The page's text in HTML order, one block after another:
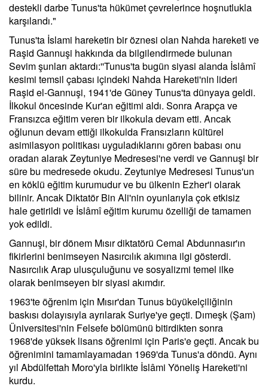
destekli darbe Tunus'ta hükümet çevrelerince hoşnutlukla
karşılandı."
Tunus'ta İslami hareketin bir öznesi olan Nahda hareketi ve
Raşid Gannuşi hakkında da bilgilendirmede bulunan
Sevim şunları aktardı:''Tunus'ta bugün siyasi alanda İslâmî
kesimi temsil çabası içindeki Nahda Hareketi'nin lideri
Raşid el-Gannuşi, 1941'de Güney Tunus'ta dünyaya geldi.
İlkokul öncesinde Kur'an eğitimi aldı. Sonra Arapça ve
Fransızca eğitim veren bir ilkokula devam etti. Ancak
oğlunun devam ettiği ilkokulda Fransızların kültürel
asimilasyon politikası uyguladıklarını gören babası onu
oradan alarak Zeytuniye Medresesi'ne verdi ve Gannuşi bir
süre bu medresede okudu. Zeytuniye Medresesi Tunus'un
en köklü eğitim kurumudur ve bu ülkenin Ezher'i olarak
bilinir. Ancak Diktatör Bin Ali'nin oyunlarıyla çok etkisiz
hale getirildi ve İslâmî eğitim kurumu özelliği de tamamen
yok edildi.
Gannuşi, bir dönem Mısır diktatörü Cemal Abdunnasır'ın
fikirlerini benimseyen Nasırcılık akımına ilgi gösterdi.
Nasırcılık Arap ulusçuluğunu ve sosyalizmi temel ilke
olarak benimseyen bir siyasi akımdır.
1963'te öğrenim için Mısır'dan Tunus büyükelçiliğinin
baskısı dolayısıyla ayrılarak Suriye'ye geçti. Dımeşk (Şam)
Üniversitesi'nin Felsefe bölümünü bitirdikten sonra
1968'de yüksek lisans öğrenimi için Paris'e geçti. Ancak bu
öğrenimini tamamlayamadan 1969'da Tunus'a döndü. Aynı
yıl Abdülfettah Moro'yla birlikte İslâmi Yöneliş Hareketi'ni
kurdu.